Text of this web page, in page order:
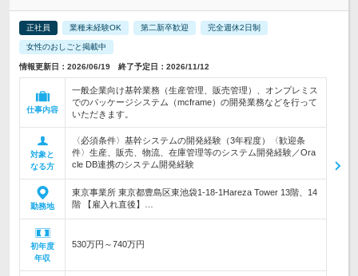
正社員 業種未経験OK 第二新卒歓迎 完全週休2日制
女性のおしごと掲載中
情報更新日：2026/06/19 終了予定日：2026/11/12
仕事内容
一般企業向け基幹業務（生産管理、販売管理）、オンプレミス
でのパッケージシステム（mcframe）の開発業務などを行って
いただきます。
対象と
なる方
〈必須条件〉基幹システムの開発経験（3年程度）〈歓迎条
件〉生産、販売、物流、在庫管理等のシステム開発経験／Ora
cle DB連携のシステム開発経験
勤務地
東京事業所 東京都豊島区東池袋1-18-1Hareza Tower 13階、14
階 【雇入れ直後】…
初年度
年収
530万円～740万円